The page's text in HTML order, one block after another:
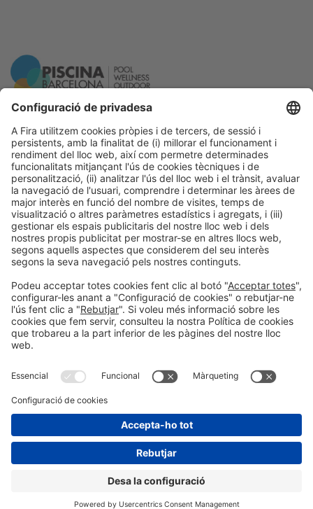
Informació generalAvís legalPolítica de privacitat
Política de cookies
#PISCINABARCELONA
© 2024 Fira de Barcelona
Instagram?